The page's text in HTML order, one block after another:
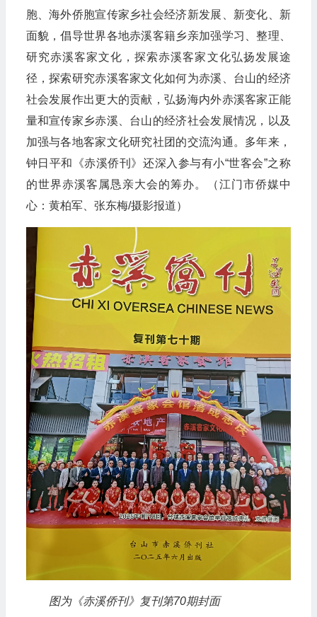
胞、海外侨胞宣传家乡社会经济新发展、新变化、新
面貌，倡导世界各地赤溪客籍乡亲加强学习、整理、
研究赤溪客家文化，探索赤溪客家文化弘扬发展途
径，探索研究赤溪客家文化如何为赤溪、台山的经济
社会发展作出更大的贡献，弘扬海内外赤溪客家正能
量和宣传家乡赤溪、台山的经济社会发展情况，以及
加强与各地客家文化研究社团的交流沟通。多年来，
钟日平和《赤溪侨刊》还深入参与有小“世客会”之称
的世界赤溪客属恳亲大会的筹办。（江门市侨媒中
心：黄柏军、张东梅/摄影报道）
图为《赤溪侨刊》复刊第70期封面